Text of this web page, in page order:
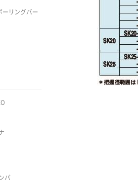
ーリングバー
パ